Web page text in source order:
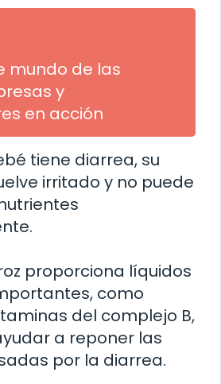
mundo de las
y
en acción
tiene diarrea, su
irritado y no puede
proporciona líquidos
como
del complejo B,
a reponer las
por la diarrea.